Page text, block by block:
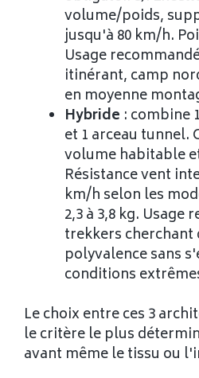
volume/poids,
jusqu'à 80 km/h.
Usage
itinérant, camp
en moyenne
Hybride : combine
et 1 arceau
volume habitable
Résistance vent
km/h selon les
2,3 à 3,8 kg. Usage
trekkers
polyvalence sans
conditions
Le choix entre ces 3
le critère le plus
avant même le tissu ou